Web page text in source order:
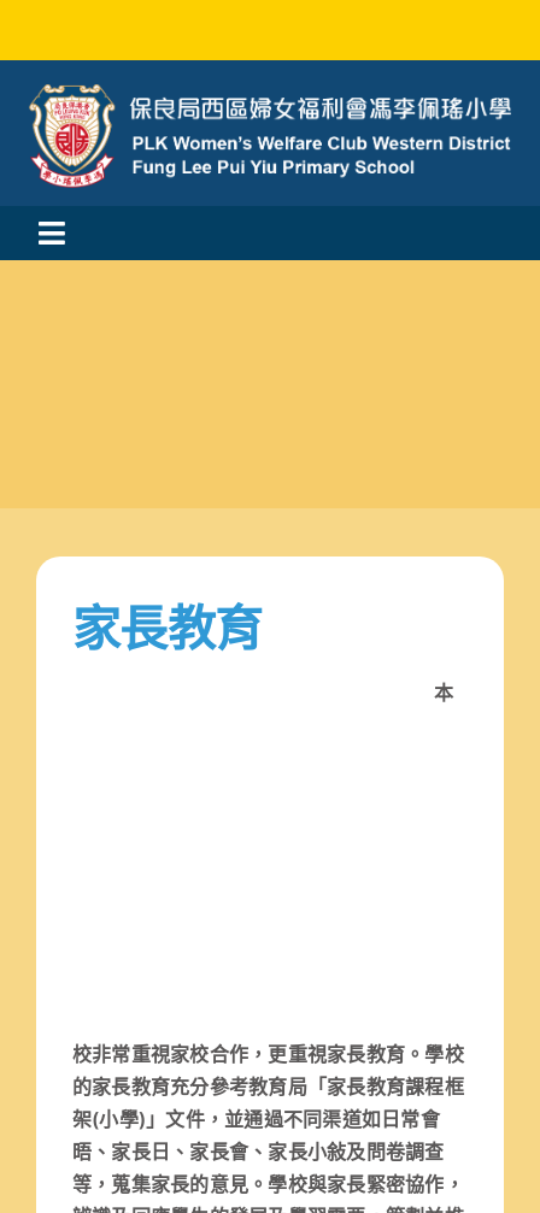
content
Toggle
我們的成就
家長教育
本
校非常重視家校合作，更重視家長教育。學校
的家長教育充分參考教育局「家長教育課程框
架(小學)」文件，並通過不同渠道如日常會
晤、家長日、家長會、家長小敍及問卷調查
等，蒐集家長的意見。學校與家長緊密協作，